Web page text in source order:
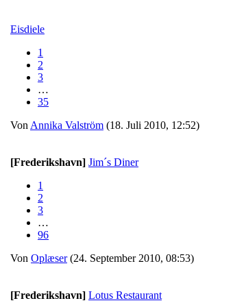
Eisdiele
1
2
3
…
35
Von Annika Valström (18. Juli 2010, 12:52)
[Frederikshavn] Jim´s Diner
1
2
3
…
96
Von Oplæser(24. September 2010, 08:53)
[Frederikshavn] Lotus Restaurant